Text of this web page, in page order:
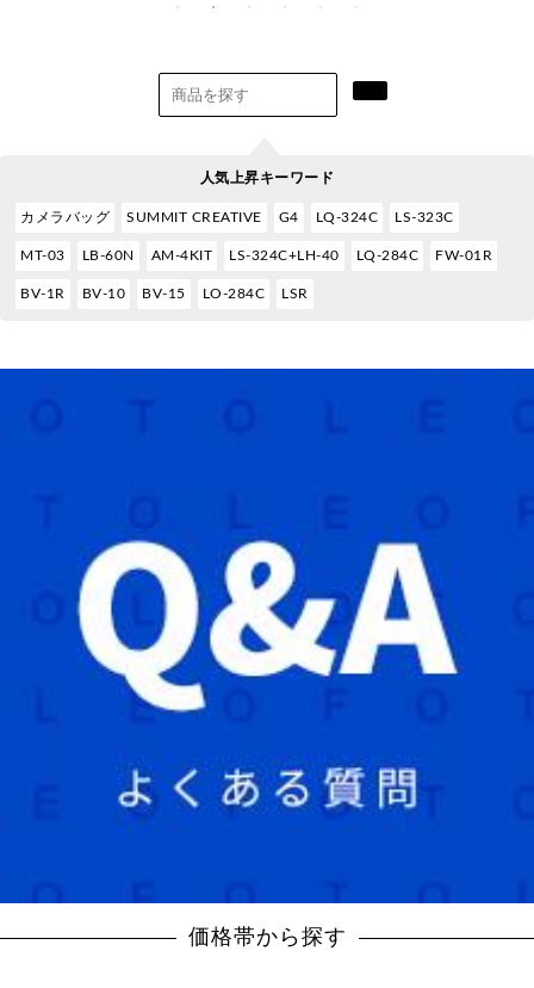
人気上昇キーワード
カメラバッグ SUMMIT CREATIVE G4 LQ-324C LS-323C
MT-03 LB-60N AM-4KIT LS-324C+LH-40 LQ-284C FW-01R
BV-1R BV-10 BV-15 LO-284C LSR
価格帯から探す